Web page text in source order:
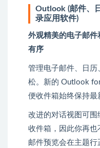
Outlook (邮件、
录应用软件)
外观精美的电子邮
有序
管理电子邮件、日历
松。新的 Outlook
便收件箱始终保持最
改进的对话视图可围
收件箱，因此你再也
邮件预览会在主题